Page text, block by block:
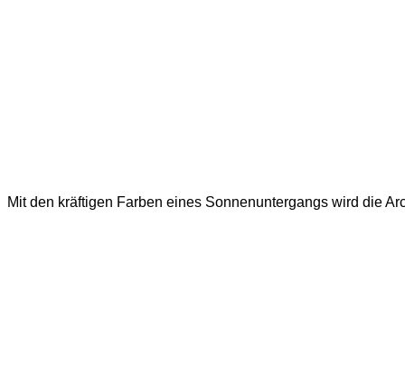
Mit den kräftigen Farben eines Sonnenuntergangs wird die